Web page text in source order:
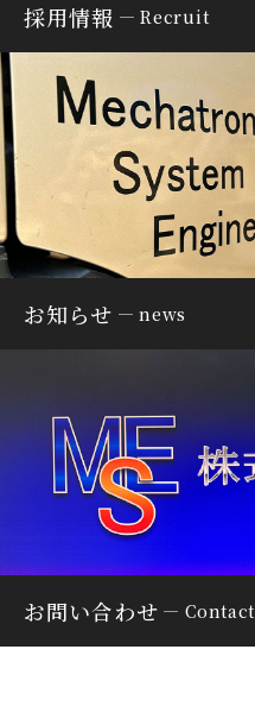
採用情報 Recruit
お知らせ news
お問い合わせ Contact